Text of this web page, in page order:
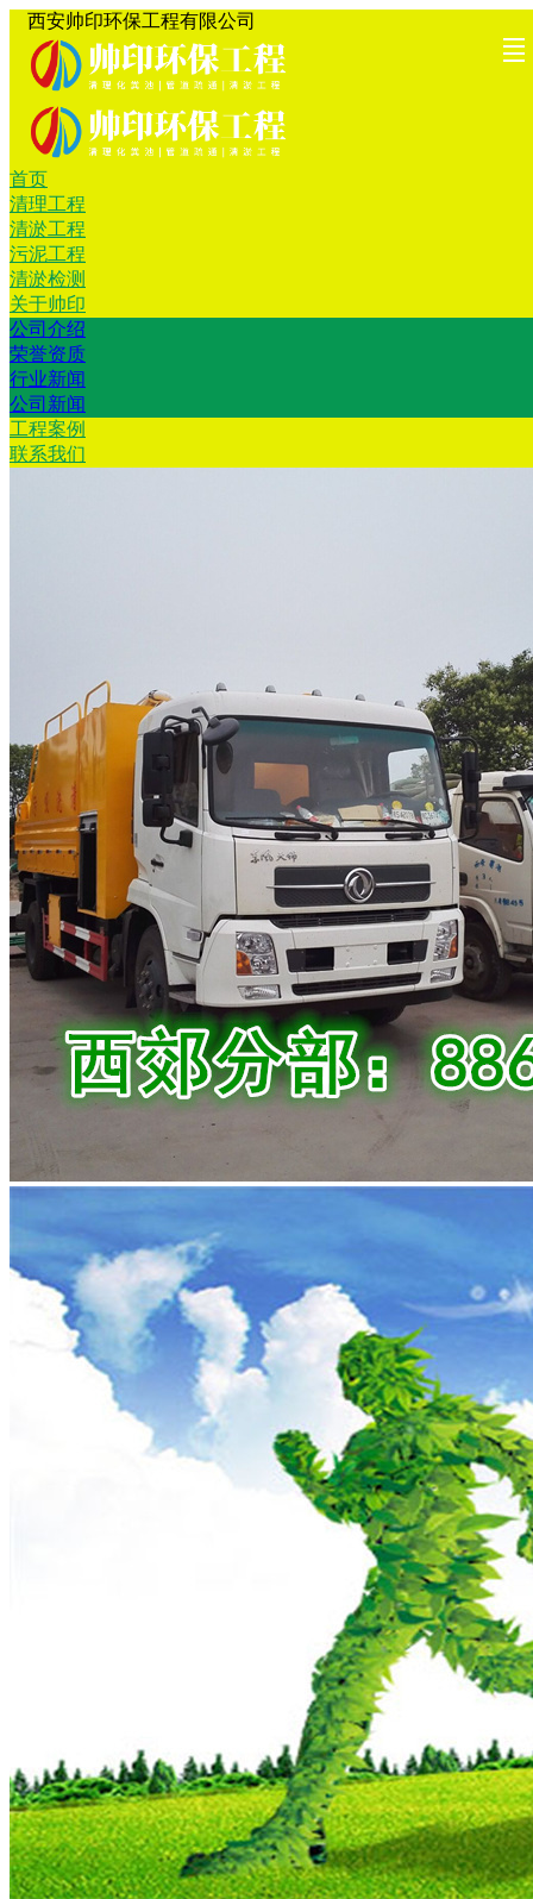
西安帅印环保工程有限公司
首页
首页
清理工程
清淤工程
污泥工程
清淤检测
关于帅印
公司介绍
荣誉资质
行业新闻
公司新闻
工程案例
联系我们